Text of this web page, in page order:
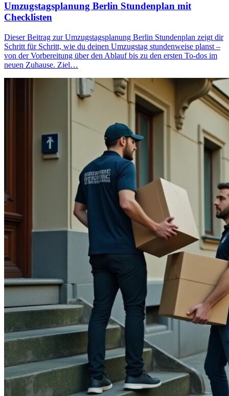
Umzugstagsplanung Berlin Stundenplan mit
Checklisten
Dieser Beitrag zur Umzugstagsplanung Berlin Stundenplan zeigt dir
Schritt für Schritt, wie du deinen Umzugstag stundenweise planst –
von der Vorbereitung über den Ablauf bis zu den ersten To‑dos im
neuen Zuhause. Ziel…